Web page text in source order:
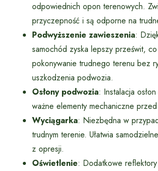
odpowiednich opon terenowych.
przyczepność i są odporne na
Podwyższenie zawieszenia:
samochód zyska lepszy prześwit,
pokonywanie trudnego terenu bez
uszkodzenia podwozia.
Osłony podwozia: Instalacja
ważne elementy mechaniczne
Wyciągarka: Niezbędna w
trudnym terenie. Ułatwia
z opresji.
Oświetlenie: Dodatkowe